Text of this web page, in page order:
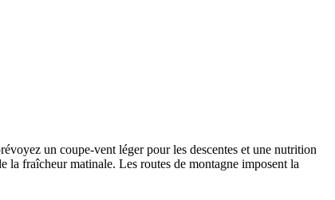
un coupe-vent léger pour les descentes et une nutrition
fraîcheur matinale. Les routes de montagne imposent la